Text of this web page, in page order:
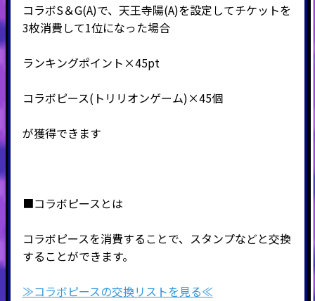
コラボS＆G(A)で、天王寺陽(A)を設定してチケットを
3枚消費して1位になった場合
ランキングポイント×45pt
コラボピース(トリリオンゲーム)×45個
が獲得できます
■コラボピースとは
コラボピースを消費することで、スタンプなどと交換
することができます。
≫コラボピースの交換リストを見る≪